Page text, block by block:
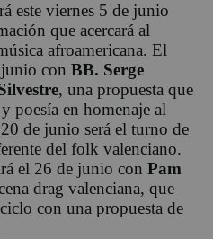
este viernes 5 de junio
que acercará al
afroamericana. El
con BB. Serge
, una propuesta que
poesía en homenaje al
de junio será el turno de
del folk valenciano.
el 26 de junio con Pam
drag valenciana, que
con una propuesta de